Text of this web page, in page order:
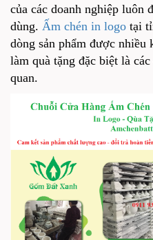
của các doanh nghiệp
dùng. Ấm chén in logo tại
dòng sản phẩm được nhiều
làm quà tặng đặc biệt là
quan.